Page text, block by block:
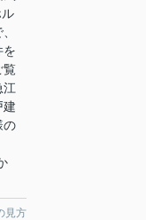
を
覧
江
建
の
見方